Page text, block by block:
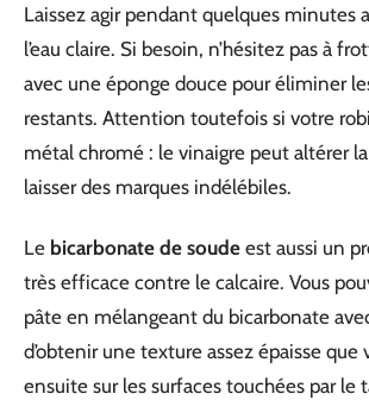
Laissez agir pendant quelques minutes
l’eau claire. Si besoin, n’hésitez pas à
avec une éponge douce pour éliminer
restants. Attention toutefois si votre
métal chromé : le vinaigre peut altérer
laisser des marques indélébiles.
Le bicarbonate de soude est aussi un
très efficace contre le calcaire. Vous
pâte en mélangeant du bicarbonate
d’obtenir une texture assez épaisse que
ensuite sur les surfaces touchées par le